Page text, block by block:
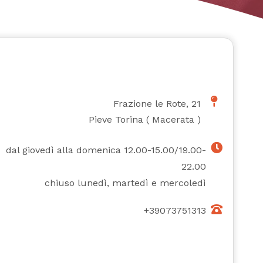
Frazione le Rote, 21
Pieve Torina ( Macerata )
dal giovedì alla domenica 12.00-15.00/19.00-
22.00
chiuso lunedì, martedì e mercoledì
+39073751313